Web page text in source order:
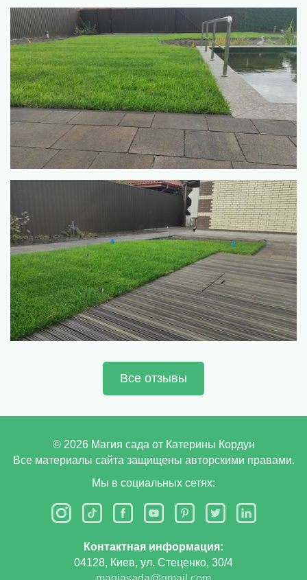
Все отзывы
© 2026Магия сада от Катерины Кордун
Все материалы сайта защищены авторскими правами.
Мы в социальных сетях:
Контактная информация:
04128, Киев, ул. Стеценко, 30/4